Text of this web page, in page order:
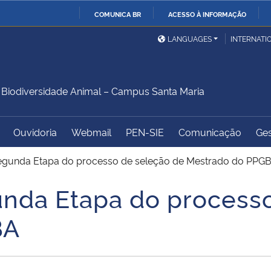
COMUNICA BR ACESSO À INFORMAÇÃO
Ministério da Defesa
Ministério das Relações
Exteriores
Ministério do
Desenvolvimento Regional
Controladoria-Geral da
União
Advocacia-Geral da União Banco Central do Brasil
LANGUAGES
Animal – Campus Santa Maria
Ouvidoria Webmail PEN-SIE Comunicação
Etapa do processo de seleção de Mestrado do
Etapa do